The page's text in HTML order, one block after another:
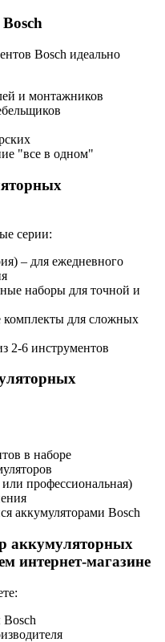
Bosch идеально
и монтажников
"все в одном"
серии:
– для ежедневного
наборы для точной и
для сложных
2-6 инструментов
в наборе
профессиональная)
аккумуляторами Bosch
аккумуляторных
интернет-магазине